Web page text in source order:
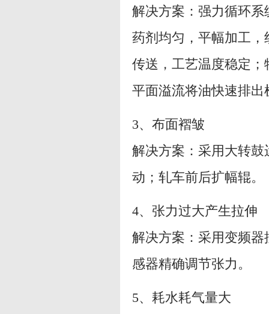
解决方案：强力循环系
药剂均匀，平幅加工，
传送，工艺温度稳定；
平面溢流将油快速排出
3、布面褶皱
解决方案：采用大转
动；轧车前后扩幅辊。
4、张力过大产生拉伸
解决方案：采用变频
感器精确调节张力。
5、耗水耗气量大